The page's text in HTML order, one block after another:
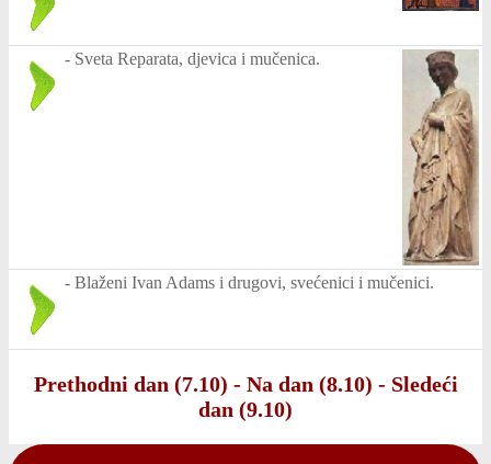
- Sveta Reparata, djevica i mučenica.
- Blaženi Ivan Adams i drugovi, svećenici i mučenici.
Prethodni dan (7.10) - Na dan (8.10) - Sledeći
dan (9.10)